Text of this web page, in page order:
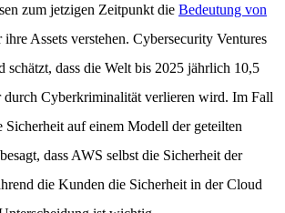
zum jetzigen Zeitpunkt die Bedeutung von
ihre Assets verstehen. Cybersecurity Ventures
schätzt, dass die Welt bis 2025 jährlich 10,5
Cyberkriminalität verlieren wird. Im Fall
Sicherheit auf einem Modell der geteilten
dass AWS selbst die Sicherheit der
die Kunden die Sicherheit in der Cloud